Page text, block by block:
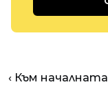
‹ Към